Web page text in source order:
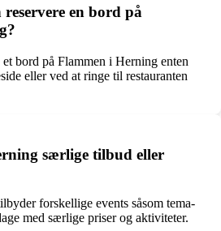
en bord på
bord på Flammen i Herning enten
eller ved at ringe til restauranten
særlige tilbud eller
forskellige events såsom tema-
med særlige priser og aktiviteter.